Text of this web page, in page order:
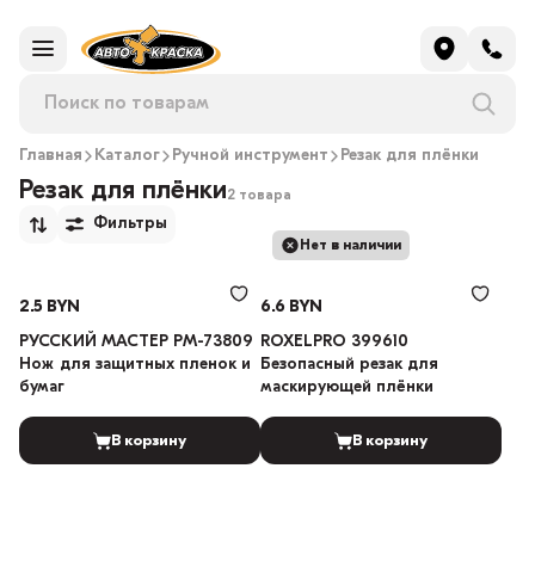
Главная Каталог Ручной инструмент Резак для плёнки
Резак для плёнки2 товара
Фильтры
2.5 BYN
РУССКИЙ МАСТЕР РМ-73809
Нож для защитных пленок и
бумаг
В корзину
Нет в наличии
6.6 BYN
ROXELPRO 399610
Безопасный резак для
маскирующей плёнки
В корзину